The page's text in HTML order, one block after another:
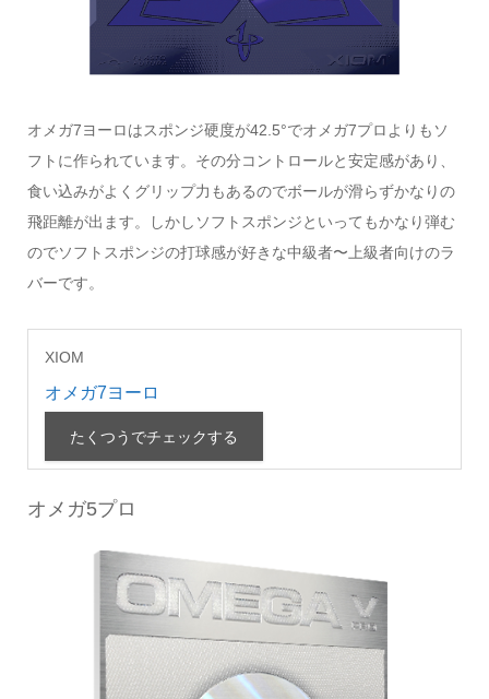
オメガ7ヨーロはスポンジ硬度が42.5°でオメガ7プロよりもソ
フトに作られています。その分コントロールと安定感があり、
食い込みがよくグリップ力もあるのでボールが滑らずかなりの
飛距離が出ます。しかしソフトスポンジといってもかなり弾む
のでソフトスポンジの打球感が好きな中級者〜上級者向けのラ
バーです。
XIOM
オメガ7ヨーロ
たくつうでチェックする
オメガ5プロ